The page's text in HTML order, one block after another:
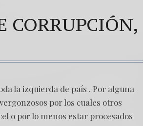
CORRUPCIÓN,
la izquierda de país . Por alguna
por los cuales otros
o por lo menos estar procesados